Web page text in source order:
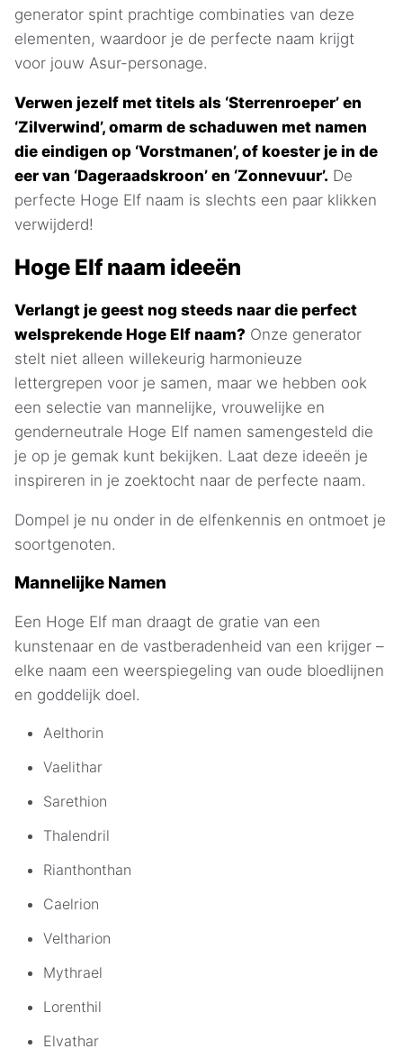
generator spint prachtige combinaties van deze
elementen, waardoor je de perfecte naam krijgt
voor jouw Asur-personage.
Verwen jezelf met titels als ‘Sterrenroeper’ en
‘Zilverwind’, omarm de schaduwen met namen
die eindigen op ‘Vorstmanen’, of koester je in de
eer van ‘Dageraadskroon’ en ‘Zonnevuur’. De
perfecte Hoge Elf naam is slechts een paar klikken
verwijderd!
Hoge Elf naam ideeën
Verlangt je geest nog steeds naar die perfect
welsprekende Hoge Elf naam? Onze generator
stelt niet alleen willekeurig harmonieuze
lettergrepen voor je samen, maar we hebben ook
een selectie van mannelijke, vrouwelijke en
genderneutrale Hoge Elf namen samengesteld die
je op je gemak kunt bekijken. Laat deze ideeën je
inspireren in je zoektocht naar de perfecte naam.
Dompel je nu onder in de elfenkennis en ontmoet je
soortgenoten.
Mannelijke Namen
Een Hoge Elf man draagt de gratie van een
kunstenaar en de vastberadenheid van een krijger –
elke naam een weerspiegeling van oude bloedlijnen
en goddelijk doel.
Aelthorin
Vaelithar
Sarethion
Thalendril
Rianthonthan
Caelrion
Veltharion
Mythrael
Lorenthil
Elvathar